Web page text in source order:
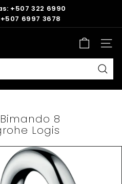
diapositivas
pausa
+507 322 6990
6997 3678
8
Logis